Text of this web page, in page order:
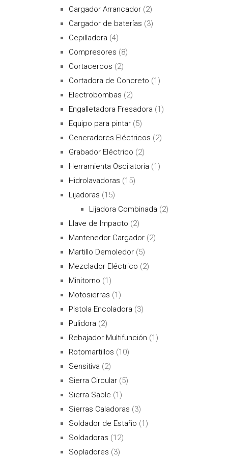
Cargador Arrancador (2)
Cargador de baterías (3)
Cepilladora (4)
Compresores (8)
Cortacercos (2)
Cortadora de Concreto (1)
Electrobombas (2)
Engalletadora Fresadora (1)
Equipo para pintar (5)
Generadores Eléctricos (2)
Grabador Eléctrico (2)
Herramienta Oscilatoria (1)
Hidrolavadoras (15)
Lijadoras (15)
Lijadora Combinada (2)
Llave de Impacto (2)
Mantenedor Cargador (2)
Martillo Demoledor (5)
Mezclador Eléctrico (2)
Minitorno (1)
Motosierras (1)
Pistola Encoladora (3)
Pulidora (2)
Rebajador Multifunción (1)
Rotomartillos (10)
Sensitiva (2)
Sierra Circular (5)
Sierra Sable (1)
Sierras Caladoras (3)
Soldador de Estaño (1)
Soldadoras (12)
Sopladores (3)